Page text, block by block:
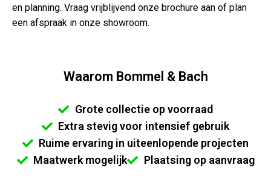
en planning. Vraag vrijblijvend onze brochure aan of plan
een afspraak in onze showroom.
Waarom Bommel & Bach
Grote collectie op voorraad
Extra stevig voor intensief gebruik
Ruime ervaring in uiteenlopende projecten
Maatwerk mogelijk
Plaatsing op aanvraag